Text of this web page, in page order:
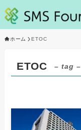
ホーム ETOC
ETOC – tag –